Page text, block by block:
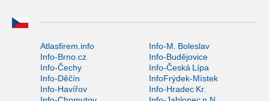
Atlasfirem.info
Info-M. Boleslav
Info-Brno.cz
Info-Budějovice
Info-Čechy
Info-Česká Lípa
Info-Děčín
InfoFrýdek-Místek
Info-Havířov
Info-Hradec Kr.